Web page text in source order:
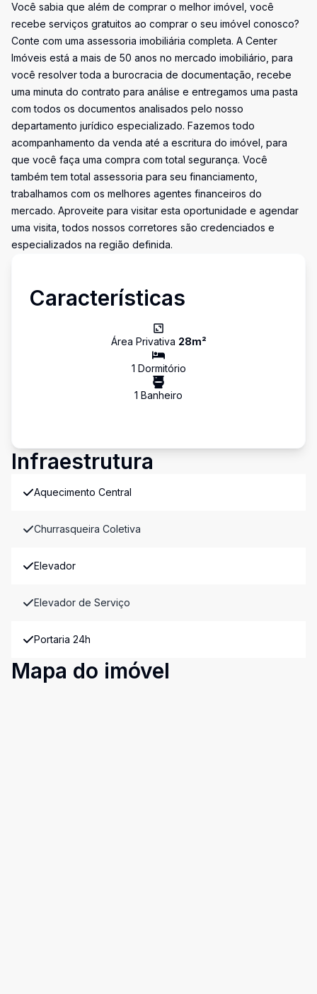
Você sabia que além de comprar o melhor imóvel, você
recebe serviços gratuitos ao comprar o seu imóvel conosco?
Conte com uma assessoria imobiliária completa. A Center
Imóveis está a mais de 50 anos no mercado imobiliário, para
você resolver toda a burocracia de documentação, recebe
uma minuta do contrato para análise e entregamos uma pasta
com todos os documentos analisados pelo nosso
departamento jurídico especializado. Fazemos todo
acompanhamento da venda até a escritura do imóvel, para
que você faça uma compra com total segurança. Você
também tem total assessoria para seu financiamento,
trabalhamos com os melhores agentes financeiros do
mercado. Aproveite para visitar esta oportunidade e agendar
uma visita, todos nossos corretores são credenciados e
especializados na região definida.
Características
Área Privativa 28m²
1 Dormitório
1 Banheiro
Infraestrutura
Aquecimento Central
Churrasqueira Coletiva
Elevador
Elevador de Serviço
Portaria 24h
Mapa do imóvel